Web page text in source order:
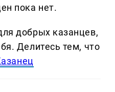
пока нет.
добрых казанцев,
Делитеcь тем, что